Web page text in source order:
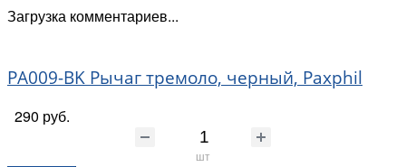
Загрузка комментариев...
PA009-BK Рычаг тремоло, черный, Paxphil
290 руб.
шт